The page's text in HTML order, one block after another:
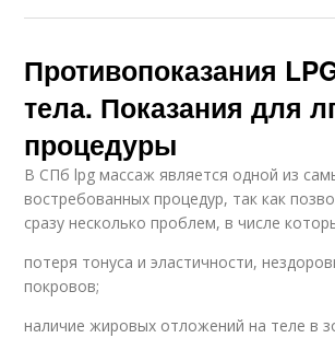
Противопоказания
тела. Показания для
процедуры
В СПб lpg массаж является одной из
востребованных процедур, так как
сразу несколько проблем, в числе
потеря тонуса и эластичности,
покровов;
наличие жировых отложений на теле в